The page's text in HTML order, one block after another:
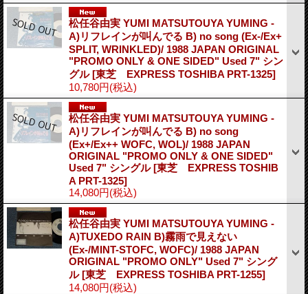
松任谷由実 YUMI MATSUTOUYA YUMING -
A)リフレインが叫んでる B) no song (Ex-/Ex+
SPLIT, WRINKLED)/ 1988 JAPAN ORIGINAL
"PROMO ONLY & ONE SIDED" Used 7" シン
グル[東芝 EXPRESS TOSHIBA PRT-1325]
10,780円(税込)
松任谷由実 YUMI MATSUTOUYA YUMING -
A)リフレインが叫んでる B) no song
(Ex+/Ex++ WOFC, WOL)/ 1988 JAPAN
ORIGINAL "PROMO ONLY & ONE SIDED"
Used 7" シングル[東芝 EXPRESS TOSHIB
A PRT-1325]
14,080円(税込)
松任谷由実 YUMI MATSUTOUYA YUMING -
A)TUXEDO RAIN B)霧雨で見えない
(Ex-/MINT-STOFC, WOFC)/ 1988 JAPAN
ORIGINAL "PROMO ONLY" Used 7" シング
ル[東芝 EXPRESS TOSHIBA PRT-1255]
14,080円(税込)